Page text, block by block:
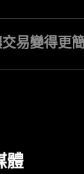
戶交易多種工
易變得更
體